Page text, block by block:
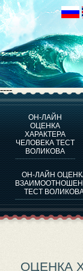
----
ОН-ЛАЙН
ОЦЕНКА
ХАРАКТЕРА
ЧЕЛОВЕКА ТЕСТ
ВОЛИКОВА
ОН-ЛАЙН
ТЕСТ
ОЦЕНКА
ОЦЕНКА